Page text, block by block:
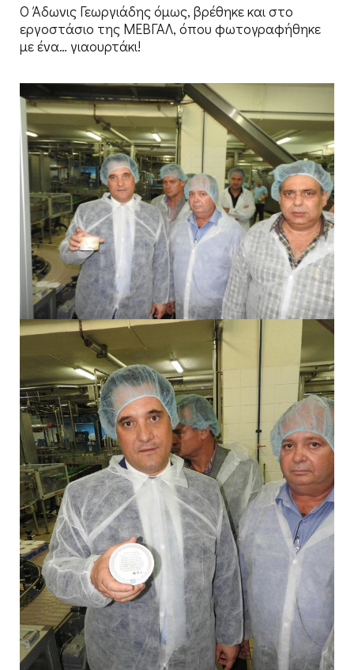
Ο Άδωνις Γεωργιάδης όμως, βρέθηκε και στο
εργοστάσιο της ΜΕΒΓΑΛ, όπου φωτογραφήθηκε
με ένα… γιαουρτάκι!